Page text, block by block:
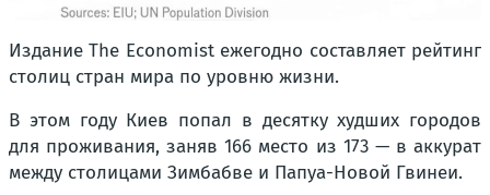
Издание The Economist ежегодно составляет рейтинг
столиц стран мира по уровню жизни.
В этом году Киев попал в десятку худших городов
для проживания, заняв 166 место из 173 — в аккурат
между столицами Зимбабве и Папуа-Новой Гвинеи.